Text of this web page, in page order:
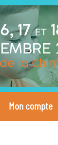
Mon compte